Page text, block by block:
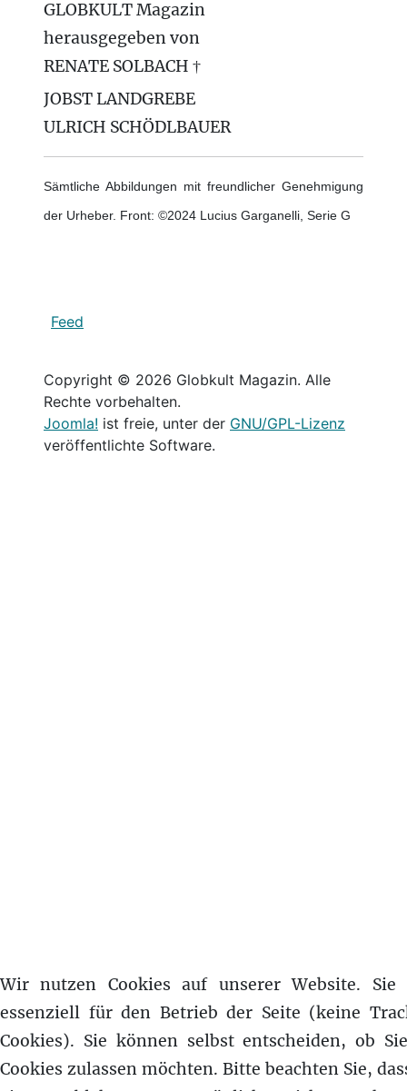
GLOBKULT Magazin
herausgegeben von
RENATE SOLBACH †
JOBST LANDGREBE
ULRICH SCHÖDLBAUER
Sämtliche Abbildungen mit freundlicher Genehmigung
der Urheber. Front: ©2024 Lucius Garganelli, Serie G
Feed
Copyright © 2026 Globkult Magazin. Alle
Rechte vorbehalten.
Joomla! ist freie, unter der GNU/GPL-Lizenz
veröffentlichte Software.
Wir nutzen Cookies auf unserer Website. Sie
essenziell für den Betrieb der Seite (keine
Cookies). Sie können selbst entscheiden, ob
Cookies zulassen möchten. Bitte beachten Sie,